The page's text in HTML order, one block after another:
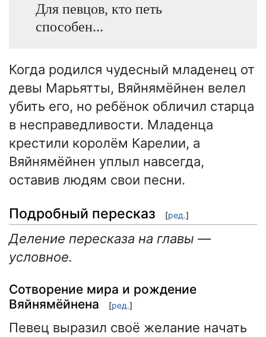
Для певцов, кто петь
способен...
Когда родился чудесный младенец от
девы Марьятты, Вяйнямёйнен велел
убить его, но ребёнок обличил старца
в несправедливости. Младенца
крестили королём Карелии, а
Вяйнямёйнен уплыл навсегда,
оставив людям свои песни.
Подробный пересказ [ред.]
Деление пересказа на главы —
условное.
Сотворение мира и рождение
Вяйнямёйнена
[ред.]
Певец выразил своё желание начать